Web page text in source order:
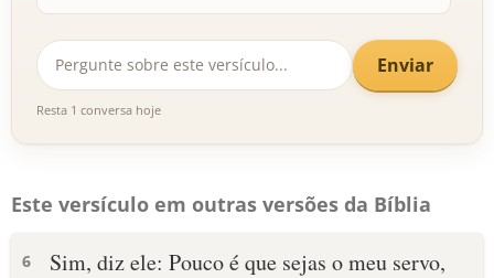
Enviar
Resta 1 conversa hoje
Este versículo em outras versões da Bíblia
6
Sim, diz ele: Pouco é que sejas o meu servo,